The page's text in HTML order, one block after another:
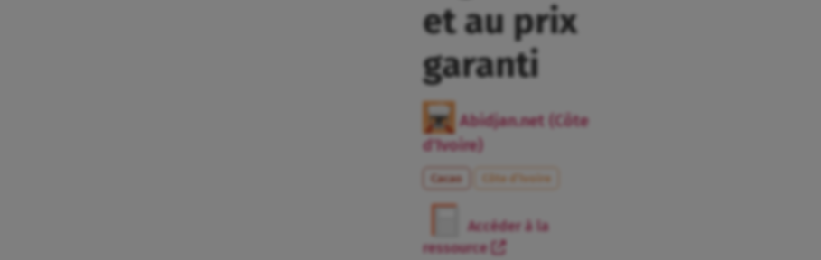
et au prix
garanti
Abidjan.net (Côte
d'Ivoire)
Cacao Côte d’Ivoire
Accéder à la
ressource